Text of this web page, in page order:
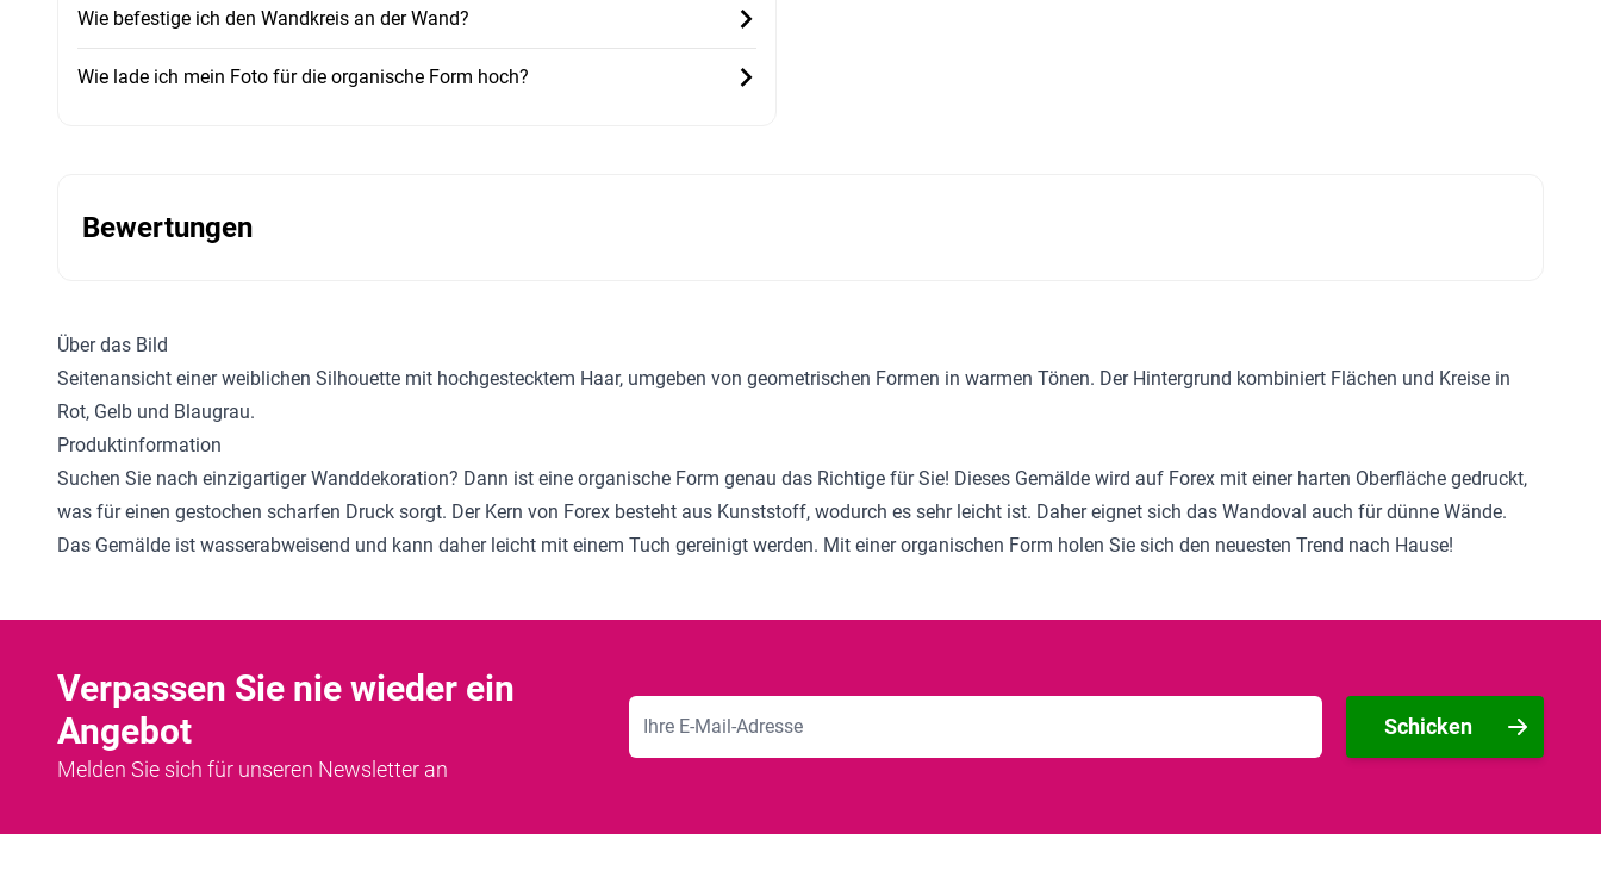
Wie befestige ich den Wandkreis an der Wand?
Wie lade ich mein Foto für die organische Form hoch?
Bewertungen
Über das Bild
Seitenansicht einer weiblichen Silhouette mit hochgestecktem Haar, umgeben von geometrischen Formen in warmen Tönen. Der Hintergrund kombiniert Flächen und Kreise in
Rot, Gelb und Blaugrau.
Produktinformation
Suchen Sie nach einzigartiger Wanddekoration? Dann ist eine organische Form genau das Richtige für Sie! Dieses Gemälde wird auf Forex mit einer harten Oberfläche gedruckt,
was für einen gestochen scharfen Druck sorgt. Der Kern von Forex besteht aus Kunststoff, wodurch es sehr leicht ist. Daher eignet sich das Wandoval auch für dünne Wände.
Das Gemälde ist wasserabweisend und kann daher leicht mit einem Tuch gereinigt werden. Mit einer organischen Form holen Sie sich den neuesten Trend nach Hause!
Verpassen Sie nie wieder ein
Angebot
Melden Sie sich für unseren Newsletter an
E-Mailadresse
Schicken